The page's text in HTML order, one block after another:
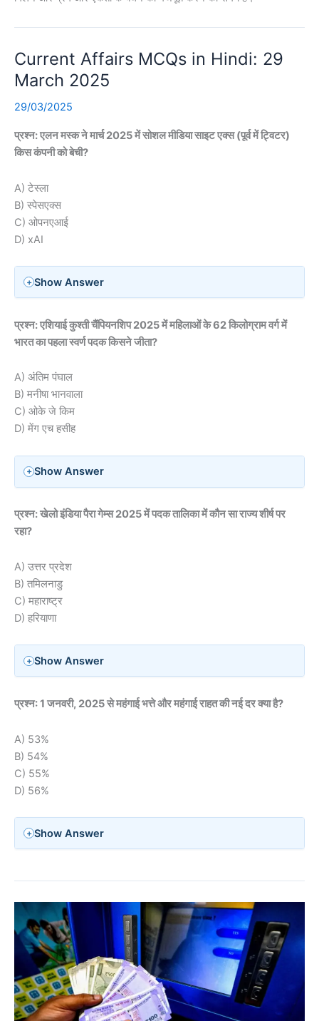
Current Affairs MCQs in Hindi: 29
March 2025
29/03/2025
प्रश्न: एलन मस्क ने मार्च 2025 में सोशल मीडिया साइट एक्स (पूर्व में ट्विटर)
किस कंपनी को बेची?
A) टेस्ला
B) स्पेसएक्स
C) ओपनएआई
D) xAI
Show Answer
प्रश्न: एशियाई कुश्ती चैंपियनशिप 2025 में महिलाओं के 62 किलोग्राम वर्ग में
भारत का पहला स्वर्ण पदक किसने जीता?
A) अंतिम पंघाल
B) मनीषा भानवाला
C) ओके जे किम
D) मेंग एच हसीह
Show Answer
प्रश्न: खेलो इंडिया पैरा गेम्स 2025 में पदक तालिका में कौन सा राज्य शीर्ष पर
रहा?
A) उत्तर प्रदेश
B) तमिलनाडु
C) महाराष्ट्र
D) हरियाणा
Show Answer
प्रश्न: 1 जनवरी, 2025 से महंगाई भत्ते और महंगाई राहत की नई दर क्या है?
A) 53%
B) 54%
C) 55%
D) 56%
Show Answer